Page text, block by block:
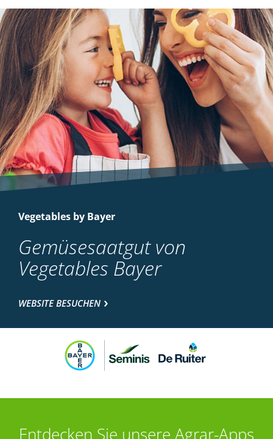
Vegetables by Bayer
Gemüsesaatgut von
Vegetables Bayer
WEBSITE BESUCHEN
Entdecken Sie unsere Agrar-Apps